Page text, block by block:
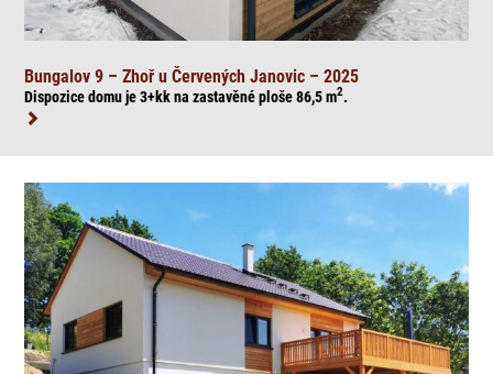
Bungalov 9 – Zhoř u Červených Janovic – 2025
Dispozice domu je 3+kk na zastavěné ploše 86,5m2.